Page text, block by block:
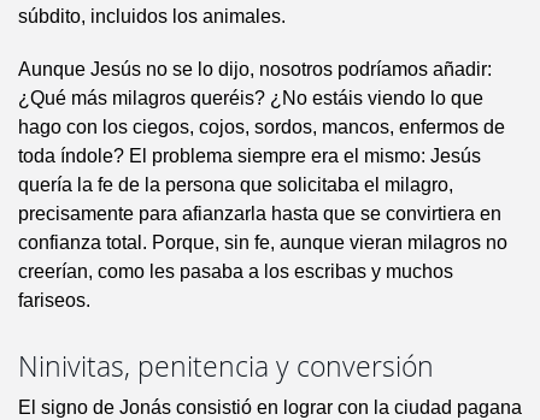
súbdito, incluidos los animales.
Aunque Jesús no se lo dijo, nosotros podríamos añadir:
¿Qué más milagros queréis? ¿No estáis viendo lo que
hago con los ciegos, cojos, sordos, mancos, enfermos de
toda índole? El problema siempre era el mismo: Jesús
quería la fe de la persona que solicitaba el milagro,
precisamente para afianzarla hasta que se convirtiera en
confianza total. Porque, sin fe, aunque vieran milagros no
creerían, como les pasaba a los escribas y muchos
fariseos.
Ninivitas, penitencia y conversión
El signo de Jonás consistió en lograr con la ciudad pagana